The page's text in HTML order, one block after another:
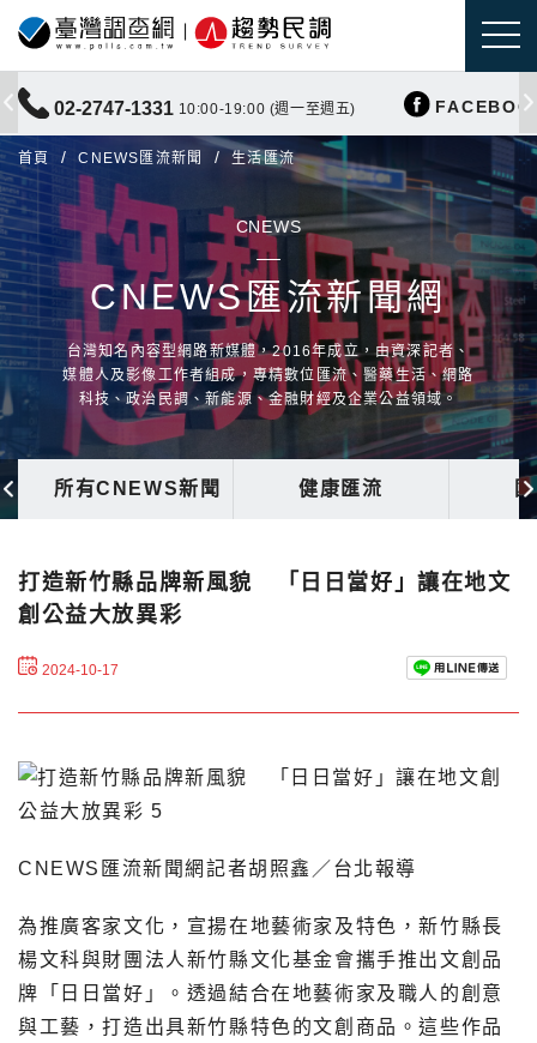
02-2747-1331 10:00-19:00 (週一至週五)
首頁 CNEWS匯流新聞 生活匯流
CNEWS
CNEWS匯流新聞網
台灣知名內容型網路新媒體，2016年成立，由資深記者、
媒體人及影像工作者組成，專精數位匯流、醫藥生活、網路
科技、政治民調、新能源、金融財經及企業公益領域。
所有CNEWS新聞 健康匯流
打造新竹縣品牌新風貌 「日日當好」讓在地文
創公益大放異彩
2024-10-17
CNEWS匯流新聞網記者胡照鑫／台北報導
為推廣客家文化，宣揚在地藝術家及特色，新竹縣長
楊文科與財團法人新竹縣文化基金會攜手推出文創品
牌「日日當好」。透過結合在地藝術家及職人的創意
與工藝，打造出具新竹縣特色的文創商品。這些作品